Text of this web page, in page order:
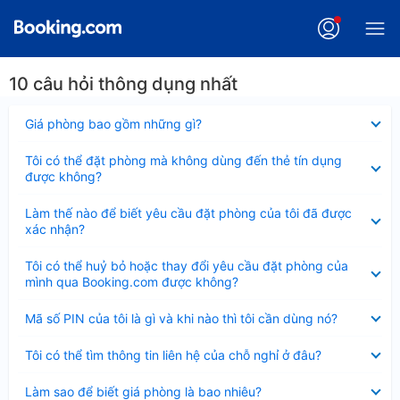
10 câu hỏi thông dụng nhất
Giá phòng bao gồm những gì?
thu
Tôi có thể đặt phòng mà không dùng đến thẻ tín dụng
được không?
thu
gọn
Làm thế nào để biết yêu cầu đặt phòng của tôi đã được
xác nhận?
thu
gọn
Tôi có thể huỷ bỏ hoặc thay đổi yêu cầu đặt phòng của
mình qua Booking.com được không?
thu
gọn
Mã số PIN của tôi là gì và khi nào thì tôi cần dùng nó?
thu
Tôi có thể tìm thông tin liên hệ của chỗ nghỉ ở đâu?
thu
Làm sao để biết giá phòng là bao nhiêu?
thu